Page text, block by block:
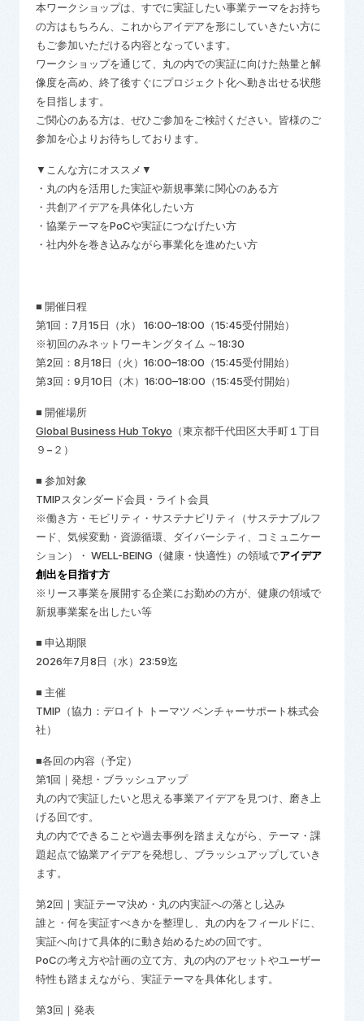
本ワークショップは、すでに実証したい事業テーマをお持ち
の方はもちろん、これからアイデアを形にしていきたい方に
もご参加いただける内容となっています。
ワークショップを通じて、丸の内での実証に向けた熱量と解
像度を高め、終了後すぐにプロジェクト化へ動き出せる状態
を目指します。
ご関心のある方は、ぜひご参加をご検討ください。皆様のご
参加を心よりお待ちしております。
▼こんな方にオススメ▼
・丸の内を活用した実証や新規事業に関心のある方
・共創アイデアを具体化したい方
・協業テーマをPoCや実証につなげたい方
・社内外を巻き込みながら事業化を進めたい方
■ 開催日程
第1回：7月15日（水） 16:00–18:00（15:45受付開始）
※初回のみネットワーキングタイム ～18:30
第2回：8月18日（火）16:00–18:00（15:45受付開始）
第3回：9月10日（木）16:00–18:00（15:45受付開始）
■ 開催場所
Global Business Hub Tokyo （東京都千代田区大手町１丁目
９−２）
■ 参加対象
TMIPスタンダード会員・ライト会員
※働き方・モビリティ・サステナビリティ（サステナブルフ
ード、気候変動・資源循環、ダイバーシティ、コミュニケー
ション）・ WELL-BEING（健康・快適性）の領域でアイデア
創出を目指す方
※リース事業を展開する企業にお勤めの方が、健康の領域で
新規事業案を出したい等
■ 申込期限
2026年7月8日（水）23:59迄
■ 主催
TMIP （協力：デロイト トーマツ ベンチャーサポート株式会
社）
■各回の内容（予定）
第1回｜発想・ブラッシュアップ
丸の内で実証したいと思える事業アイデアを見つけ、磨き上
げる回です。
丸の内でできることや過去事例を踏まえながら、テーマ・課
題起点で協業アイデアを発想し、ブラッシュアップしていき
ます。
第2回｜実証テーマ決め・丸の内実証への落とし込み
誰と・何を実証すべきかを整理し、丸の内をフィールドに、
実証へ向けて具体的に動き始めるための回です。
PoCの考え方や計画の立て方、丸の内のアセットやユーザー
特性も踏まえながら、実証テーマを具体化します。
第3回｜発表